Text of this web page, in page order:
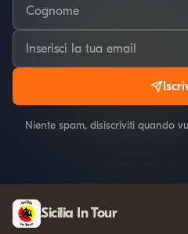
Niente spam, disiscriviti quando
Sicilia In Tour